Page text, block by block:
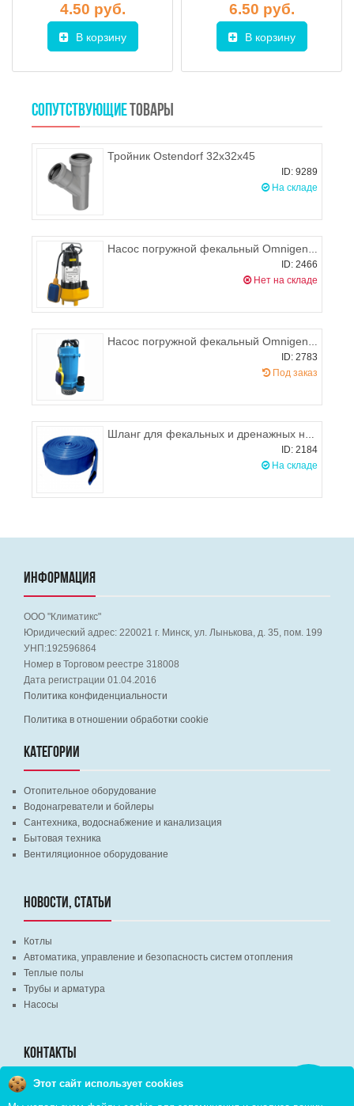
4.50 руб.
В корзину
6.50 руб.
В корзину
СОПУТСТВУЮЩИЕ ТОВАРЫ
Тройник Ostendorf 32х32х45
ID: 9289
На складе
Насос погружной фекальный Omnigena WQ 180F
ID: 2466
Нет на складе
Насос погружной фекальный Omnigena WQ 10-10-0,55 с ситом
ID: 2783
Под заказ
Шланг для фекальных и дренажных насосов 1 дюйм (25мм)
ID: 2184
На складе
ИНФОРМАЦИЯ
ООО "Климатикс"
Юридический адрес: 220021 г. Минск, ул. Лынькова, д. 35, пом. 199
УНП:192596864
Номер в Торговом реестре 318008
Дата регистрации 01.04.2016
Политика конфиденциальности
Политика в отношении обработки cookie
КАТЕГОРИИ
Отопительное оборудование
Водонагреватели и бойлеры
Сантехника, водоснабжение и канализация
Бытовая техника
Вентиляционное оборудование
НОВОСТИ, СТАТЬИ
Котлы
Автоматика, управление и безопасность систем отопления
Теплые полы
Трубы и арматура
Насосы
КОНТАКТЫ
г. Минск, ВЦ "Экспобел", строительный рынок, павильон № 8c
Этот сайт использует cookies